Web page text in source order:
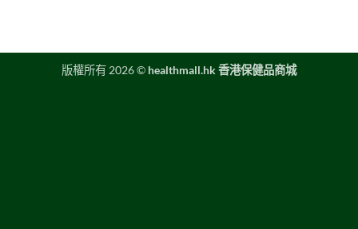
版權所有 2026 © healthmall.hk 香港保健品商城